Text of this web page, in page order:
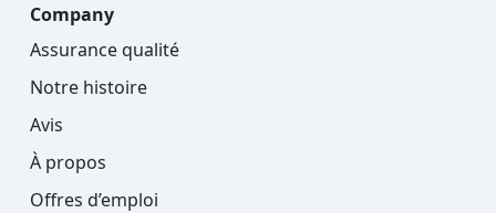
Company
Assurance qualité
Notre histoire
Avis
À propos
Offres d’emploi